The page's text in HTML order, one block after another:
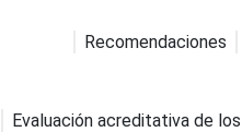
Recomendaciones
Evaluación acreditativa de